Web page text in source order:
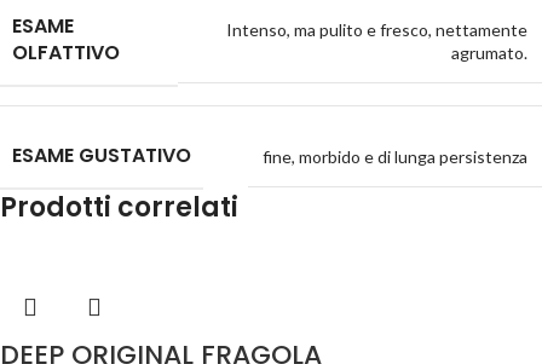
ESAME
OLFATTIVO
Intenso, ma pulito e fresco, nettamente
agrumato.
ESAME GUSTATIVO fine, morbido e di lunga persistenza
Prodotti correlati
DEEP ORIGINAL FRAGOLA